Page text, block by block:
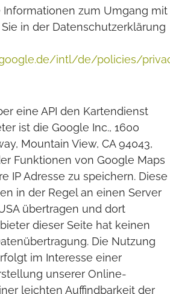
Informationen zum Umgang mit
in der Datenschutzerklärung
intl/de/policies/
eine API den Kartendienst
ist die Google Inc., 1600
Mountain View, CA 94043,
Funktionen von Google Maps
IP Adresse zu speichern. Diese
in der Regel an einen Server
übertragen und dort
dieser Seite hat keinen
Die Nutzung
im Interesse einer
unserer Online-
leichten Auffindbarkeit der